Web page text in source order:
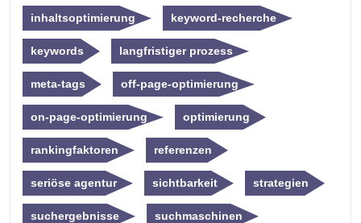
inhaltsoptimierung keyword-recherche
keywords langfristiger prozess
meta-tags off-page-optimierung
on-page-optimierung optimierung
rankingfaktoren referenzen
seriöse agentur sichtbarkeit strategien
suchergebnisse suchmaschinen